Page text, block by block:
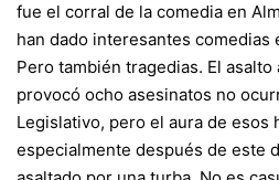
fue el corral de la comedia en
han dado interesantes comedias
Pero también tragedias. El
provocó ocho asesinatos no
Legislativo, pero el aura de esos
especialmente después de este